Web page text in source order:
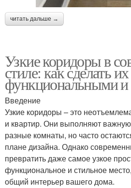
читать дальше →
Узкие коридоры в
стиле: как сделать их
функциональными
Введение
Узкие коридоры – это
и квартир. Они выполняют
разные комнаты, но часто
плане дизайна. Однако
превратить даже самое узкое
функциональное и стильное
общий интерьер вашего дома.